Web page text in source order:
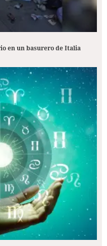
en un basurero de Italia